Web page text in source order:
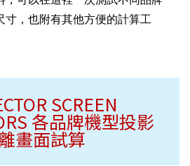
寸，也附有其他方便的計算工
SCREEN
各品牌機型投影
畫面試算